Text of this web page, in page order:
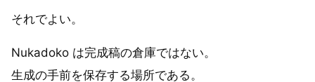
それでよい。
Nukadoko は完成稿の倉庫ではない。
生成の手前を保存する場所である。